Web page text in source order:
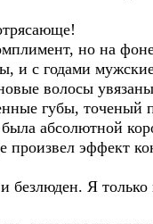
но на
и с годами
волосы
губы, точеный
абсолютной
эффект
безлюден. Я